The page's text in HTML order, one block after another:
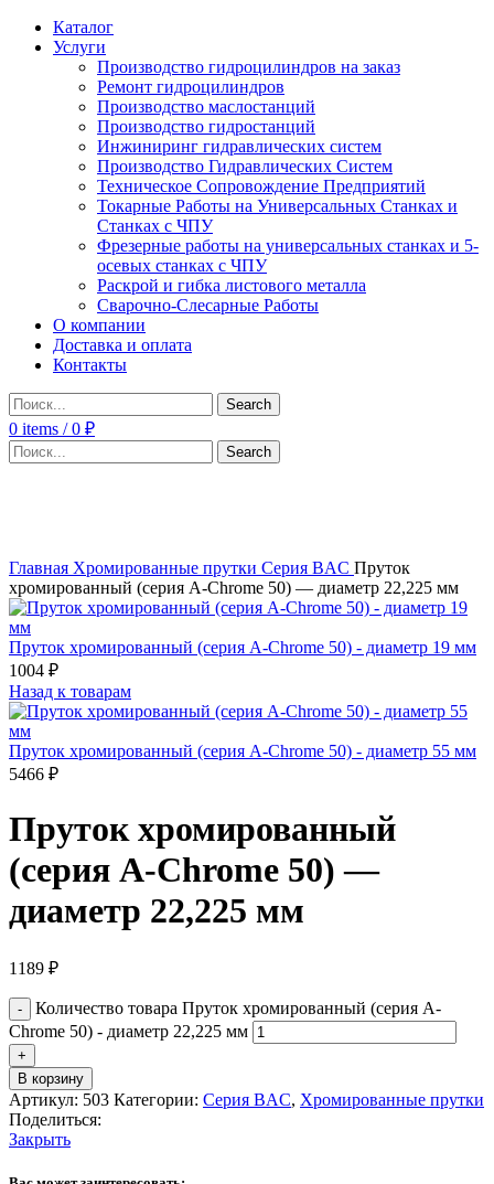
Каталог
Услуги
Производство гидроцилиндров на заказ
Ремонт гидроцилиндров
Производство маслостанций
Производство гидростанций
Инжиниринг гидравлических систем
Производство Гидравлических Систем
Техническое Сопровождение Предприятий
Токарные Работы на Универсальных Станках и
Станках с ЧПУ
Фрезерные работы на универсальных станках и 5-
осевых станках с ЧПУ
Раскрой и гибка листового металла
Сварочно-Слесарные Работы
О компании
Доставка и оплата
Контакты
Search
0 items / 0 ₽
Search
Главная Хромированные прутки Серия BAC Пруток
хромированный (серия A-Chrome 50) — диаметр 22,225 мм
Пруток хромированный (серия A-Chrome 50) - диаметр 19 мм
1004 ₽
Назад к товарам
Пруток хромированный (серия A-Chrome 50) - диаметр 55 мм
5466 ₽
Пруток хромированный
(серия A-Chrome 50) —
диаметр 22,225 мм
1189 ₽
Количество товара Пруток хромированный (серия A-
Chrome 50) - диаметр 22,225 мм
В корзину
Артикул: 503 Категории: Серия BAC, Хромированные прутки
Поделиться:
Закрыть